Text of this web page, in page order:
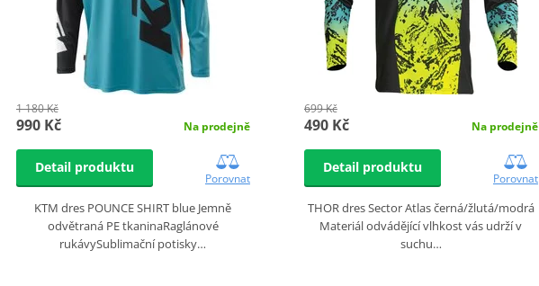
1 180 Kč
990 Kč Na prodejně
Detail produktu
Porovnat
KTM dres POUNCE SHIRT blue Jemně
odvětraná PE tkaninaRaglánové
rukávySublimační potisky…
699 Kč
490 Kč Na prodejně
Detail produktu
Porovnat
THOR dres Sector Atlas černá/žlutá/modrá
Materiál odvádějící vlhkost vás udrží v
suchu…